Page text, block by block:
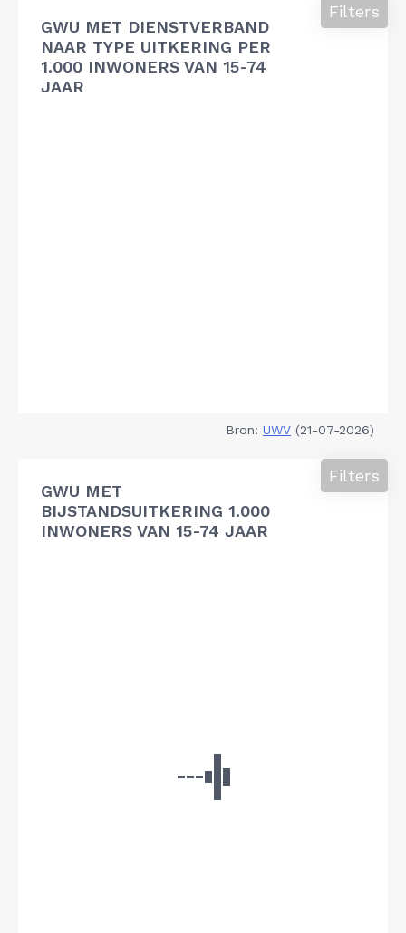
GWU MET DIENSTVERBAND
NAAR TYPE UITKERING PER
1.000 INWONERS VAN 15-74
JAAR
Filters
Bron: UWV (21-07-2026)
GWU MET
BIJSTANDSUITKERING 1.000
INWONERS VAN 15-74 JAAR
Filters